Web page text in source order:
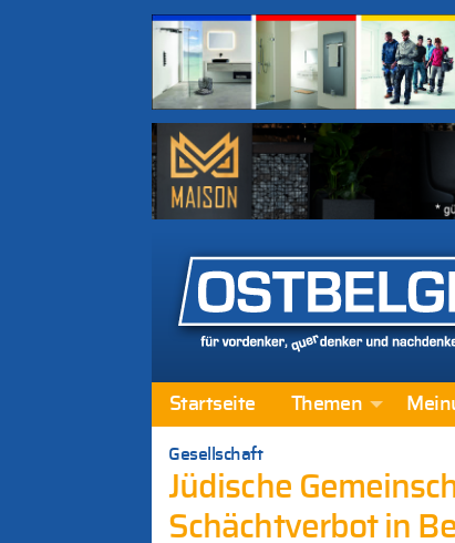
Startseite Themen
Gesellschaft
Jüdische
Schächtverbot in